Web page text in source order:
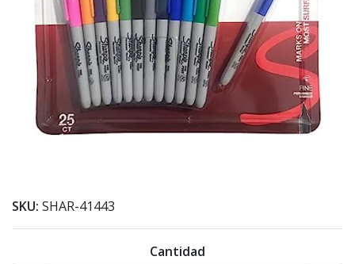
SKU: SHAR-41443
Cantidad